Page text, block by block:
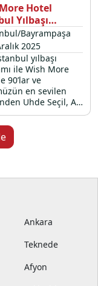
Hotel
Yılbaşı
2026
Bayrampaşa
2025
yılbaşı
ile Wish More
90’lar ve
en sevilen
Uhde Seçil, Ali
Gül Çetin’in canlı
renkli
2025 gecesi
Ankara
Teknede
Afyon